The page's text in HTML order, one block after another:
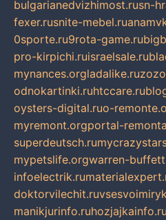
bulgarianedvizhimost.rusn-
fexer.rusnite-mebel.ru
0sporte.ru9rota-game.ru
pro-kirpichi.ruisraelsale.ru
mynances.orgladalike.ru
odnokartinki.ruhtccare.ru
oysters-digital.ruo-
myremont.orgportal-
superdeutsch.ru
mypetslife.orgwarren-
infoelectrik.ru
doktorvilechit.ru
manikjurinfo.ruhozjajkainfo.ru